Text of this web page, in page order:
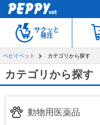
サクッと
発注
ペピイベット カテゴリから探す
カテゴリから探す
動物用医薬品